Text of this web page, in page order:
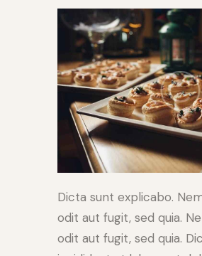
Dicta sunt explicabo.
odit aut fugit, sed quia.
odit aut fugit, sed quia.